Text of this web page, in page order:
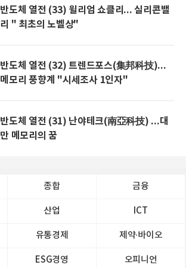
반도체 열전 (33) 윌리엄 쇼클리... 실리콘밸
리 " 최초의 노벨상"
반도체 열전 (32) 트렌드포스(集邦科技)...
메모리 풍향계 "시세조사 1인자"
반도체 열전 (31) 난야테크(南亞科技) ...대
만 메모리의 꿈
종합 금융
산업 ICT
유통경제 제약∙바이오
ESG경영 오피니언